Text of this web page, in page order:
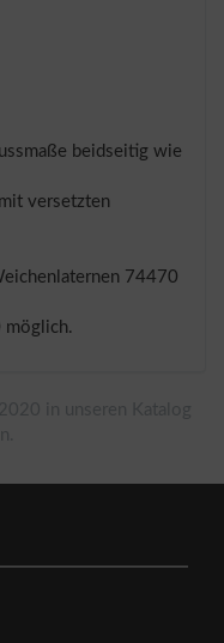
beidseitig wie
versetzten
74470
möglich.